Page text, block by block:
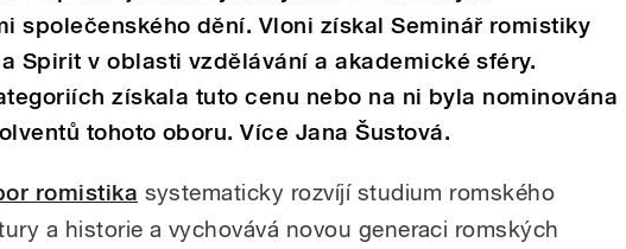
společenského dění. Vloni získal Seminář romistiky
Spirit v oblasti vzdělávání a akademické sféry.
získala tuto cenu nebo na ni byla nominována
tohoto oboru. Více Jana Šustová.
romistika systematicky rozvíjí studium romského
a historie a vychovává novou generaci romských